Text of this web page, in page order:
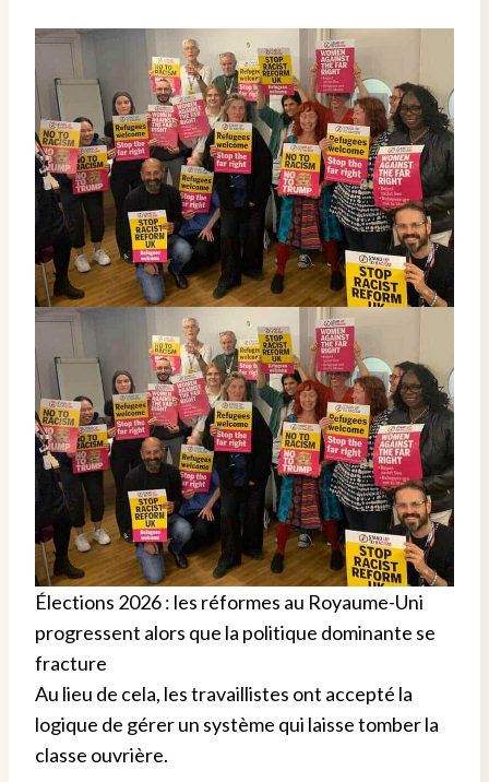
Élections 2026 : les réformes au Royaume-Uni
progressent alors que la politique dominante se
fracture
Au lieu de cela, les travaillistes ont accepté la
logique de gérer un système qui laisse tomber la
classe ouvrière.